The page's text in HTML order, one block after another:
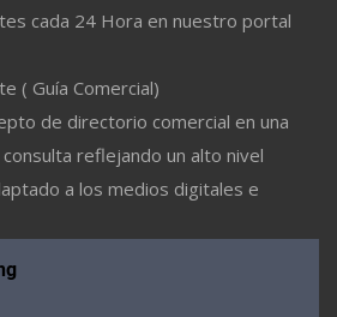
cada 24 Hora en nuestro portal
( Guía Comercial)
de directorio comercial en una
consulta reflejando un alto nivel
a los medios digitales e